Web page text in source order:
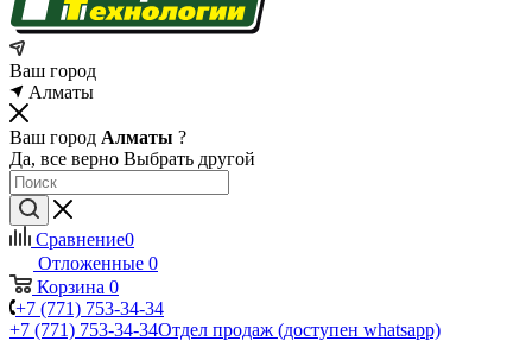
Ваш город
Алматы
Ваш город Алматы ?
Да, все верно Выбрать другой
Сравнение0
Отложенные 0
Корзина 0
+7 (771) 753-34-34
+7 (771) 753-34-34Отдел продаж (доступен whatsapp)